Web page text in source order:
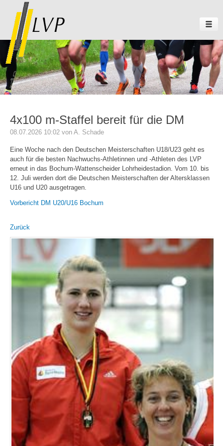
4x100 m-Staffel bereit für die DM
08.07.2026 10:02von A. Schade
Eine Woche nach den Deutschen Meisterschaften U18/U23 geht es
auch für die besten Nachwuchs-Athletinnen und -Athleten des LVP
erneut in das Bochum-Wattenscheider Lohrheidestadion. Vom 10. bis
12. Juli werden dort die Deutschen Meisterschaften der Altersklassen
U16 und U20 ausgetragen.
Vorbericht DM U20/U16 Bochum
Zurück